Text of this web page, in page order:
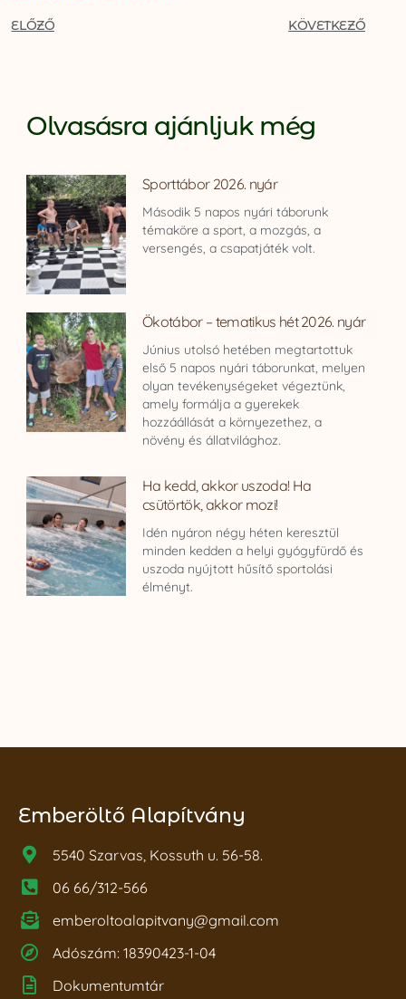
ELŐZŐ KÖVETKEZŐ
Olvasásra ajánljuk még
Sporttábor 2026. nyár
Második 5 napos nyári táborunk
témaköre a sport, a mozgás, a
versengés, a csapatjáték volt.
Ökotábor – tematikus hét 2026. nyár
Június utolsó hetében megtartottuk
első 5 napos nyári táborunkat, melyen
olyan tevékenységeket végeztünk,
amely formálja a gyerekek
hozzáállását a környezethez, a
növény és állatvilághoz.
Ha kedd, akkor uszoda! Ha
csütörtök, akkor mozi!
Idén nyáron négy héten keresztül
minden kedden a helyi gyógyfürdő és
uszoda nyújtott hűsítő sportolási
élményt.
Emberöltő Alapítvány
5540 Szarvas, Kossuth u. 56-58.
06 66/312-566
emberoltoalapitvany@gmail.com
Adószám: 18390423-1-04
Dokumentumtár